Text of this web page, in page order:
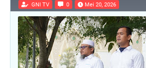
GNI TV 0 Mei 20, 2026